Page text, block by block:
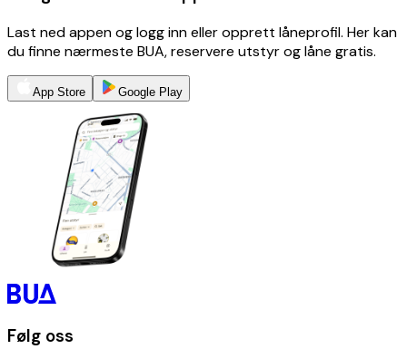
Last ned appen og logg inn eller opprett låneprofil. Her kan
du finne nærmeste BUA, reservere utstyr og låne gratis.
App Store Google Play
Følg oss